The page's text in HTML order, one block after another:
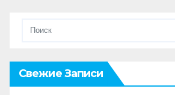
Свежие Записи